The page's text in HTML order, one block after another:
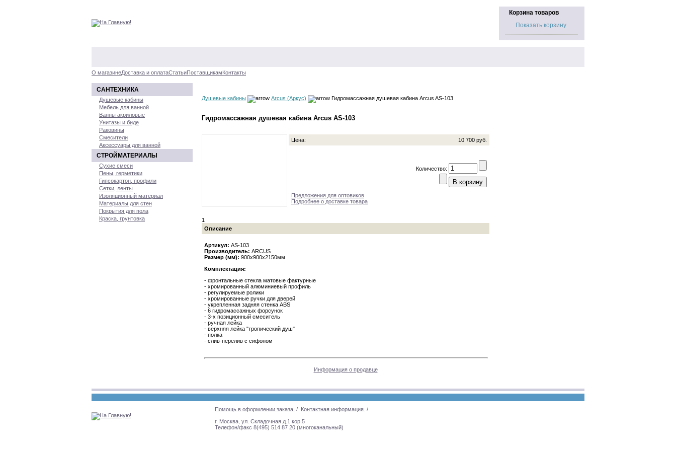
Корзина товаров
Показать корзину
О магазинеДоставка и оплатаСтатьиПоставщикамКонтакты
САНТЕХНИКА
Душевые кабины
Мебель для ванной
Ванны акриловые
Унитазы и биде
Раковины
Смесители
Аксессуары для ванной
СТРОЙМАТЕРИАЛЫ
Сухие смеси
Пены, герметики
Гипсокартон, профили
Сетки, ленты
Изоляционный материал
Материалы для стен
Покрытия для пола
Краска, грунтовка
Душевые кабины Arcus (Аркус) Гидромассажная душевая кабина Arcus AS-103
Гидромассажная душевая кабина Arcus AS-103
Цена: 10 700 руб.
Количество:
Предложения для оптовиков
Подробнее о доставке товара
1
Описание
Артикул: AS-103
Производитель: ARCUS
Размер (мм): 900х900х2150мм
Комплектация:
- фронтальные стекла матовые фактурные
- хромированный алюминиевый профиль
- регулируемые ролики
- хромированные ручки для дверей
- укрепленная задняя стенка ABS
- 6 гидромассажных форсунок
- 3-х позиционный смеситель
- ручная лейка
- верхняя лейка "тропический душ"
- полка
- слив-перелив с сифоном
Информация о продавце
Помощь в оформлении заказа / Контактная информация /
г. Москва, ул. Складочная д.1 кор.5
Телефон/факс 8(495) 514 87 20 (многоканальный)